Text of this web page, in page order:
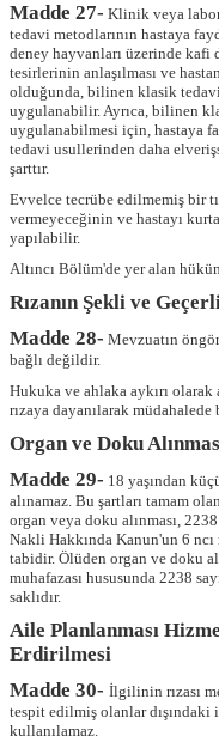
Madde 27- Klinik veya
tedavi metodlarının hastaya
deney hayvanları üzerinde kafi
tesirlerinin anlaşılması ve
olduğunda, bilinen klasik
uygulanabilir. Ayrıca, bilinen
uygulanabilmesi için, hastaya
tedavi usullerinden daha
şarttır.
Evvelce tecrübe edilmemiş bir
vermeyeceğinin ve hastayı
yapılabilir.
Altıncı Bölüm'de yer alan
Rızanın Şekli ve
Madde 28- Mevzuatın
bağlı değildir.
Hukuka ve ahlaka aykırı olarak
rızaya dayanılarak
Organ ve Doku
Madde 29- 18 yaşından
alınamaz. Bu şartları tamam
organ veya doku alınması,
Nakli Hakkında Kanun'un 6 ncı
tabidir. Ölüden organ ve doku
muhafazası hususunda 2238
saklıdır.
Aile Planlanması
Erdirilmesi
Madde 30- İlgilinin rızası
tespit edilmiş olanlar dışındaki
kullanılamaz.